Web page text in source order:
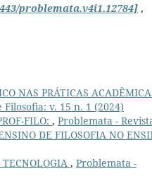
problemata.v4i1.12784] ,
NAS PRÁTICAS
v. 15 n. 1 (2024)
FILO: , Problemata -
DE FILOSOFIA NO
, Problemata -